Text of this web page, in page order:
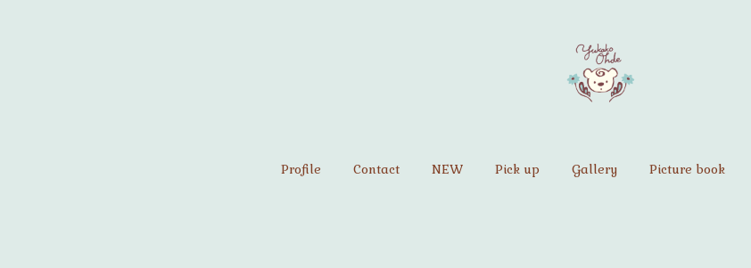
Profile Contact NEW Pick up Gallery Picture book